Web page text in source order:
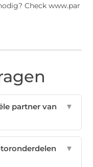
partner van
▼
▼